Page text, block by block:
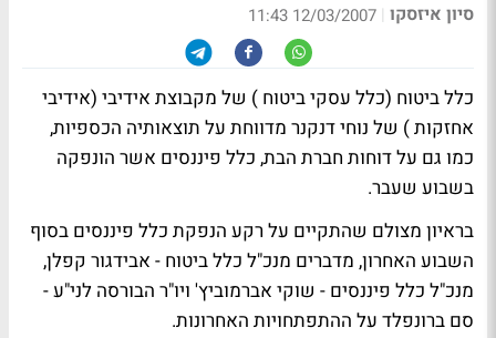
סיון איזסקו |
12/03/2007 11:43
כלל ביטוח (כלל עסקי ביטוח ) של מקבוצת אידיבי (אידיבי
אחזקות ) של נוחי דנקנר מדווחת על תוצאותיה הכספיות,
כמו גם על דוחות חברת הבת, כלל פיננסים אשר הונפקה
בשבוע שעבר.
בראיון מצולם שהתקיים על רקע הנפקת כלל פיננסים בסוף
השבוע האחרון, מדברים מנכ"ל כלל ביטוח - אבידגור קפלן,
מנכ"ל כלל פיננסים - שוקי אברמוביץ' ויו"ר הבורסה לני"ע -
סם ברונפלד על ההתפתחויות האחרונות.